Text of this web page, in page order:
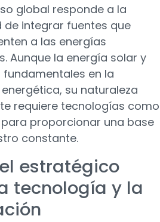
global responde a la
de integrar fuentes que
a las energías
Aunque la energía solar y
fundamentales en la
su naturaleza
requiere tecnologías como
proporcionar una base
constante.
estratégico
tecnología y la